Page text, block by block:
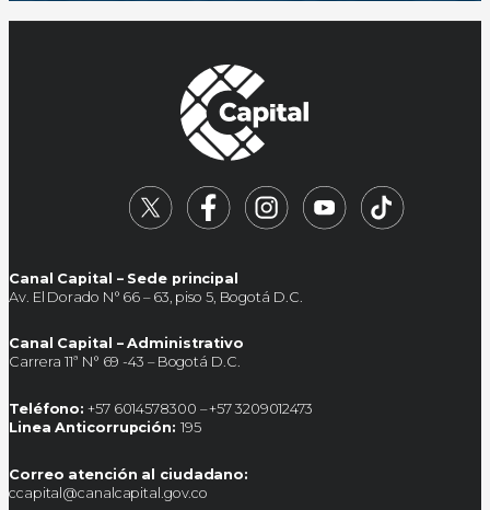
Canal Capital – Sede principal
Av. El Dorado N° 66 – 63, piso 5, Bogotá D.C.
Canal Capital – Administrativo
Carrera 11ª N° 69 -43 – Bogotá D.C.
Teléfono: +57 6014578300 – +57 3209012473
Linea Anticorrupción: 195
Correo atención al ciudadano:
ccapital@canalcapital.gov.co